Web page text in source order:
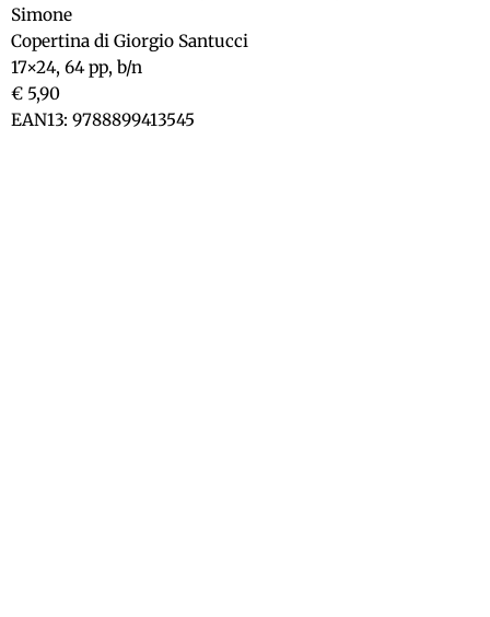
Simone
Copertina di Giorgio Santucci
17×24, 64 pp, b/n
€ 5,90
EAN13: 9788899413545